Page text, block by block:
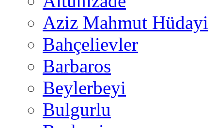
Aziz Mahmut Hüdayi
Bahçelievler
Barbaros
Beylerbeyi
Bulgurlu